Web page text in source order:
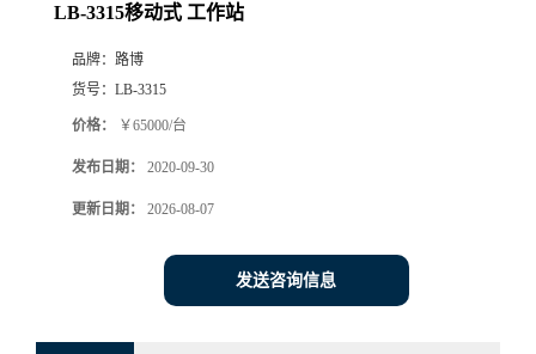
厅
LB-3315移动式 工作站
品牌： 路博
货号： LB-3315
价格： ￥65000/台
发布日期： 2020-09-30
更新日期： 2026-08-07
发送咨询信息